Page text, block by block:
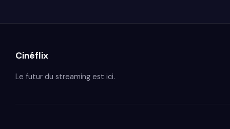
Cinéflix
Le futur du streaming est ici.